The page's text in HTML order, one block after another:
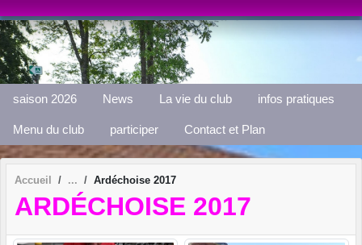
saison 2026 News La vie du club infos pratiques
Menu du club participer Contact et Plan
Accueil Ardéchoise 2017
ARDÉCHOISE 2017